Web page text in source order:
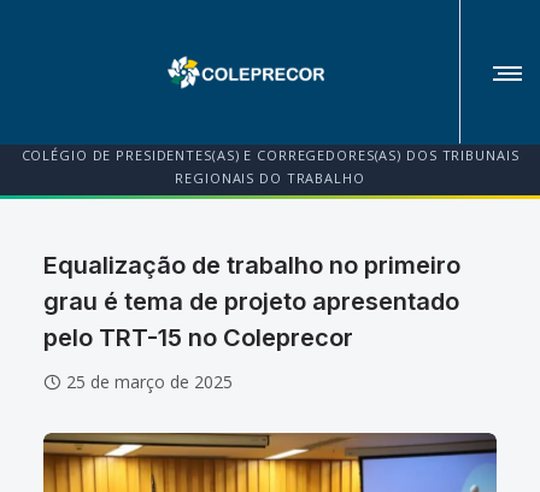
COLÉGIO DE PRESIDENTES(AS) E CORREGEDORES(AS) DOS TRIBUNAIS
REGIONAIS DO TRABALHO
Equalização de trabalho no primeiro
grau é tema de projeto apresentado
pelo TRT-15 no Coleprecor
25 de março de 2025